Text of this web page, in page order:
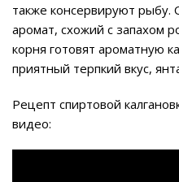
также консервируют
аромат, схожий с запахом
корня готовят ароматную
приятный терпкий вкус,
Рецепт спиртовой
видео: